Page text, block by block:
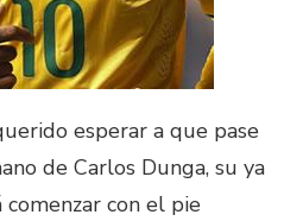
esperar a que pase
de Carlos Dunga, su ya
con el pie